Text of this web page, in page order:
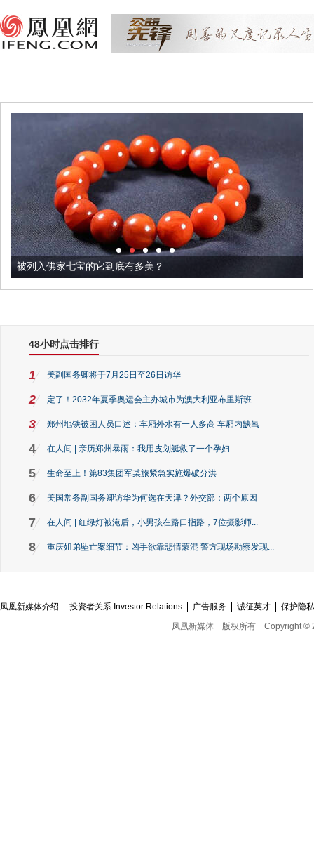
被列入佛家七宝的它到底有多美？
48小时点击排行
1 美副国务卿将于7月25日至26日访华
2 定了！2032年夏季奥运会主办城市为澳大利亚布里斯班
3 郑州地铁被困人员口述：车厢外水有一人多高 车厢内缺氧
4 在人间 | 亲历郑州暴雨：我用皮划艇救了一个孕妇
5 生命至上！第83集团军某旅紧急实施爆破分洪
6 美国常务副国务卿访华为何选在天津？外交部：两个原因
7 在人间 | 红绿灯被淹后，小男孩在路口指路，7位摄影师...
8 重庆姐弟坠亡案细节：凶手欲靠悲情蒙混 警方现场勘察发现...
凤凰新媒体介绍 投资者关系 Investor Relations 广告服务 诚征英才
保护隐
凤凰新媒体
版权所有 Copyright ©